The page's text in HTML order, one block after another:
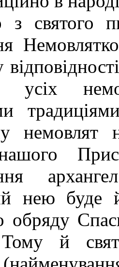
з святого
усіх
немовлят
нею буде
обряду
й